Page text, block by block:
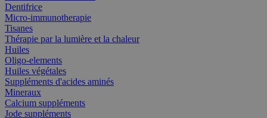
Dentifrice
Micro-immunotherapie
Tisanes
Thérapie par la lumière et la chaleur
Huiles
Oligo-elements
Huiles végétales
Suppléments d'acides aminés
Mineraux
Calcium suppléments
Jode suppléments